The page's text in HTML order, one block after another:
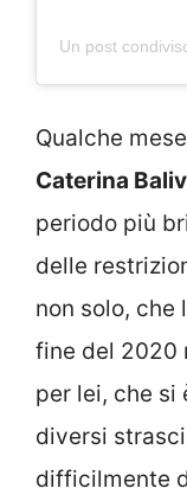
Un post
Qualche
Caterina
periodo più
delle
non solo, che
fine del 2020
per lei, che si
diversi
difficilmente